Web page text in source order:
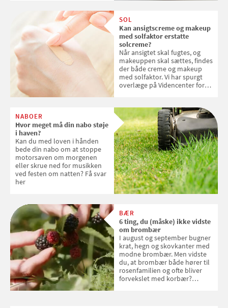
SOL
Kan ansigtscreme og makeup
med solfaktor erstatte
solcreme?
Når ansigtet skal fugtes, og
makeuppen skal sættes, findes
der både creme og makeup
med solfaktor. Vi har spurgt
overlæge på Videncenter for
med SPF kan erstatte
solcreme, når man bevæger
sig ud i solen
NABOER
Hvor meget må din nabo støje
i haven?
Kan du med loven i hånden
bede din nabo om at stoppe
motorsaven om morgenen
eller skrue ned for musikken
ved festen om natten? Få svar
her
BÆR
6 ting, du (måske) ikke vidste
om brombær
I august og september bugner
krat, hegn og skovkanter med
modne brombær. Men vidste
du, at brombær både hører til
rosenfamilien og ofte bliver
forvekslet med korbær?